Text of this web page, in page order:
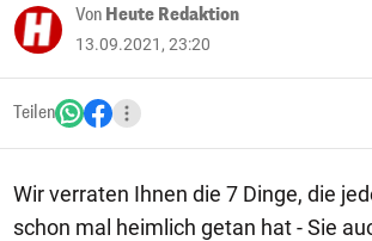
Von Heute Redaktion
13.09.2021, 23:20
Teilen
Wir verraten Ihnen die 7 Dinge, die
schon mal heimlich getan hat - Sie